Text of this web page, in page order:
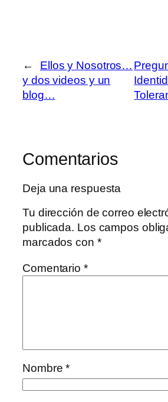
←
Ellos y Nosotros…
y dos videos y un
blog…
Comentarios
Deja una respuesta
Tu dirección de correo
publicada. Los campos
marcados con *
Comentario *
Nombre*